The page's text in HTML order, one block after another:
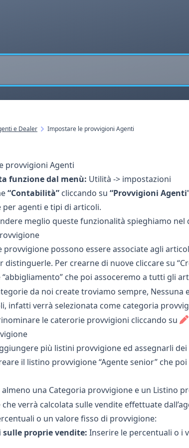
e Dealer Impostare le provvigioni Agenti
provvigioni Agenti
funzione dal menù: Utilità -> impostazioni
“Contabilità” cliccando su “Provvigioni Agenti
agenti e tipi di articoli.
meglio queste funzionalità spieghiamo nel
provvigione possono essere associate agli
distinguerle. Per crearne di nuove cliccare su
che poi assoceremo a tutti gli
da noi create troviamo sempre, Nessuna
infatti verrà selezionata come categoria
le caterorie provvigioni cliccando su
più listini provvigione ed assegnarli
il listino provvigione “Agente senior” che
almeno una Categoria provvigione e un Listino
verrà calcolata sulle vendite effettuate
o un valore fisso di provvigione:
sulle proprie vendite: Inserire le percentuali o i